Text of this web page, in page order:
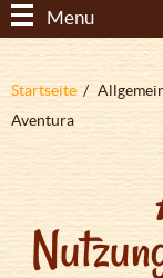
Menu
Pfadnavigation
Startseite
Aventura